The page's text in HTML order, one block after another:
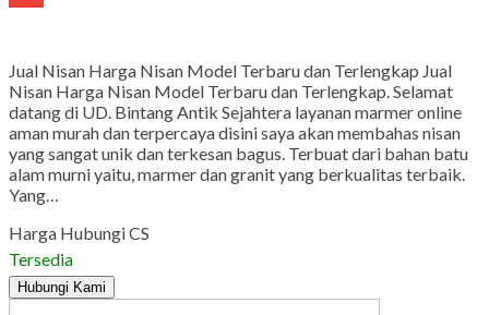
Jual Nisan Harga Nisan Model Terbaru dan Terlengkap Jual
Nisan Harga Nisan Model Terbaru dan Terlengkap. Selamat
datang di UD. Bintang Antik Sejahtera layanan marmer online
aman murah dan terpercaya disini saya akan membahas nisan
yang sangat unik dan terkesan bagus. Terbuat dari bahan batu
alam murni yaitu, marmer dan granit yang berkualitas terbaik.
Yang…
Harga Hubungi CS
Tersedia
Hubungi Kami